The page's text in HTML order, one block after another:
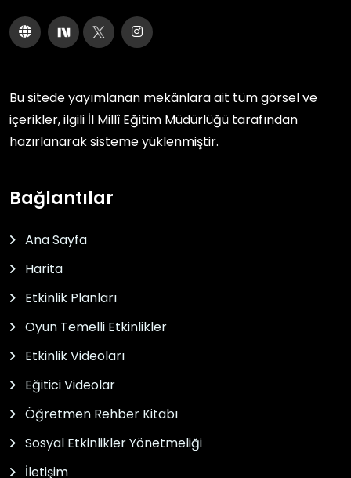
Bu sitede yayımlanan mekânlara ait tüm görsel ve
içerikler, ilgili İl Millî Eğitim Müdürlüğü tarafından
hazırlanarak sisteme yüklenmiştir.
Bağlantılar
Ana Sayfa
Harita
Etkinlik Planları
Oyun Temelli Etkinlikler
Etkinlik Videoları
Eğitici Videolar
Öğretmen Rehber Kitabı
Sosyal Etkinlikler Yönetmeliği
İletişim